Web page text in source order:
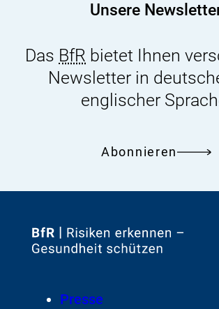
Unsere
Das BfR bietet Ihnen
Newsletter in
englischer
Abonnieren
Zur
FooterPresse